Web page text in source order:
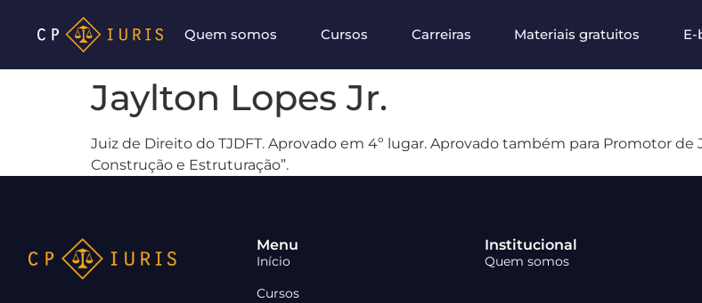
Quem somos Cursos Carreiras Materiais gratuitos E-
Jaylton Lopes Jr.
Juiz de Direito do TJDFT. Aprovado em 4º lugar. Aprovado também para Promotor de
Construção e Estruturação”.
Menu
Início
Cursos
Institucional
Quem somos